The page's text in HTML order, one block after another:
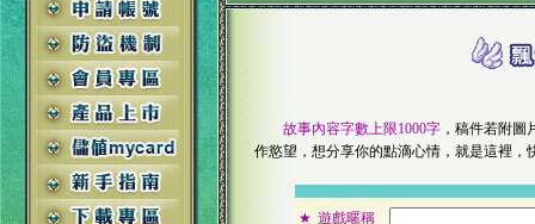
故事內容字數上限1000字，稿件若附圖
作慾望，想分享你的點滴心情，就是這裡，
★ 遊戲暱稱